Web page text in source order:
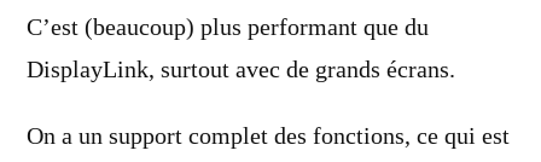
dit :
C’est (beaucoup) plus performant que du
DisplayLink, surtout avec de grands écrans.
On a un support complet des fonctions, ce qui est